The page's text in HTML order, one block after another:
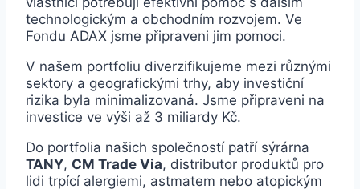
technologickým a obchodním rozvojem. Ve
Fondu ADAX jsme připraveni jim pomoci.
V našem portfoliu diverzifikujeme mezi různými
sektory a geografickými trhy, aby investiční
rizika byla minimalizovaná. Jsme připraveni na
investice ve výši až 3 miliardy Kč.
Do portfolia našich společností patří sýrárna
TANY, CM Trade Via, distributor produktů pro
lidi trpící alergiemi, astmatem nebo atopickým